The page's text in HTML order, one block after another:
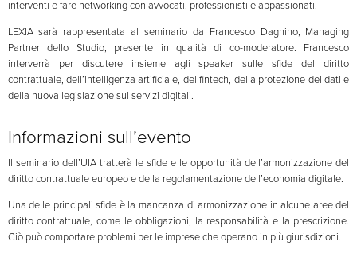
interventi e fare networking con avvocati, professionisti e appassionati.
LEXIA sarà rappresentata al seminario da Francesco Dagnino, Managing
Partner dello Studio, presente in qualità di co-moderatore. Francesco
interverrà per discutere insieme agli speaker sulle sfide del diritto
contrattuale, dell’intelligenza artificiale, del fintech, della protezione dei dati e
della nuova legislazione sui servizi digitali.
Informazioni sull’evento
Il seminario dell’UIA tratterà le sfide e le opportunità dell’armonizzazione del
diritto contrattuale europeo e della regolamentazione dell’economia digitale.
Una delle principali sfide è la mancanza di armonizzazione in alcune aree del
diritto contrattuale, come le obbligazioni, la responsabilità e la prescrizione.
Ciò può comportare problemi per le imprese che operano in più giurisdizioni.